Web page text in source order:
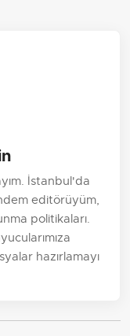
İstanbul'da
editörüyüm,
politikaları.
hazırlamayı